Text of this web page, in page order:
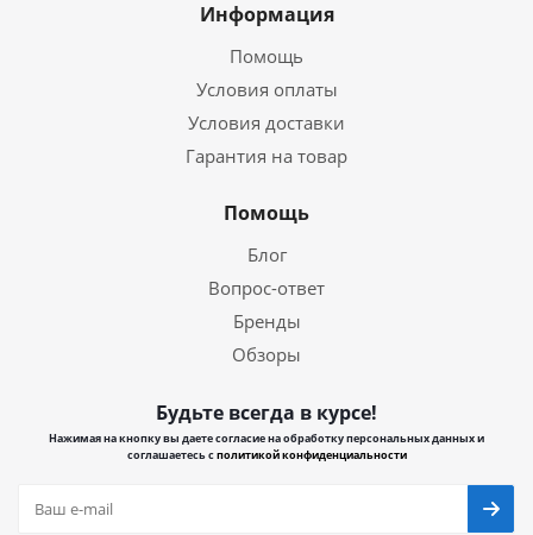
Информация
Помощь
Условия оплаты
Условия доставки
Гарантия на товар
Помощь
Блог
Вопрос-ответ
Бренды
Обзоры
Будьте всегда в курсе!
Нажимая на кнопку вы даете согласие на обработку персональных данных и
соглашаетесь сполитикой конфиденциальности